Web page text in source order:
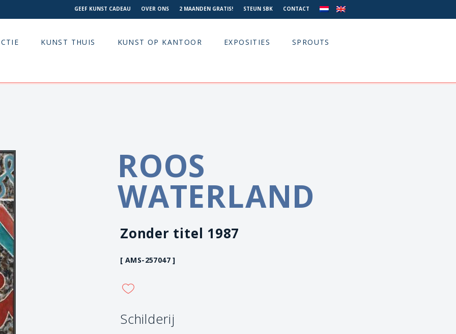
GEEF KUNST CADEAU OVER ONS 2 MAANDEN GRATIS! STEUN SBK CONTACT
KUNST THUIS KUNST OP KANTOOR EXPOSITIES SPROUTS
ROOS
WATERLAND
Zonder titel 1987
[ AMS-257047 ]
Schilderij